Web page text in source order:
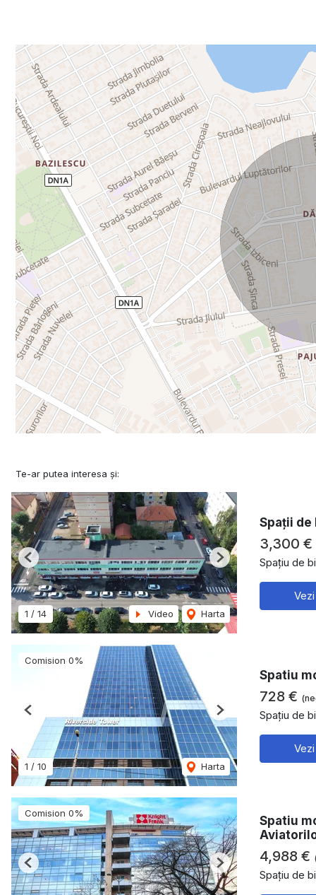
Te-ar putea interesa și:
1 / 14 Video Harta
Previous Next
Spații
3,300 €
Spațiu de
Comision 0%
1 / 10 Harta
Previous Next
Spatiu
728 €
Spațiu de
Comision 0%
Previous Next
Spatiu
4,988 €
Spațiu de